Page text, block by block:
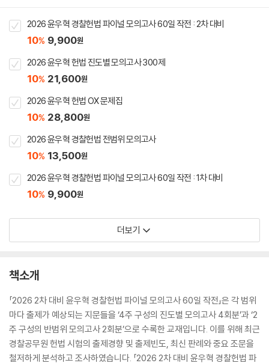
2026 윤우혁 경찰헌법 파이널 모의고사 60일 작전 : 2차 대비
10% 9,900원
2026 윤우혁 헌법 진도별 모의고사 300제
10% 21,600원
2026 윤우혁 헌법 OX 문제집
10% 28,800원
2026 윤우혁 경찰헌법 전범위 모의고사
10% 13,500원
2026 윤우혁 경찰헌법 파이널 모의고사 60일 작전 : 1차 대비
10% 9,900원
더보기
책소개
「2026 2차 대비 윤우혁 경찰헌법 파이널 모의고사 60일 작전」은 각 범위
마다 출제가 예상되는 지문들을 ‘4주 구성의 진도별 모의고사 4회분’과 ‘2
주 구성의 반범위 모의고사 2회분’으로 수록한 교재입니다. 이를 위해 최근
경찰공무원 헌법 시험의 출제경향 및 출제빈도, 최신 판례와 중요 조문을
철저하게 분석하고 조사하였습니다. 「2026 2차 대비 윤우혁 경찰헌법 파